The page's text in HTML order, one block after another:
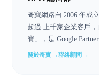
奇寶網路自 2006 年成
超過 上千家企業客戶
寶」，是 Google
關於奇寶 →聯絡顧問 →